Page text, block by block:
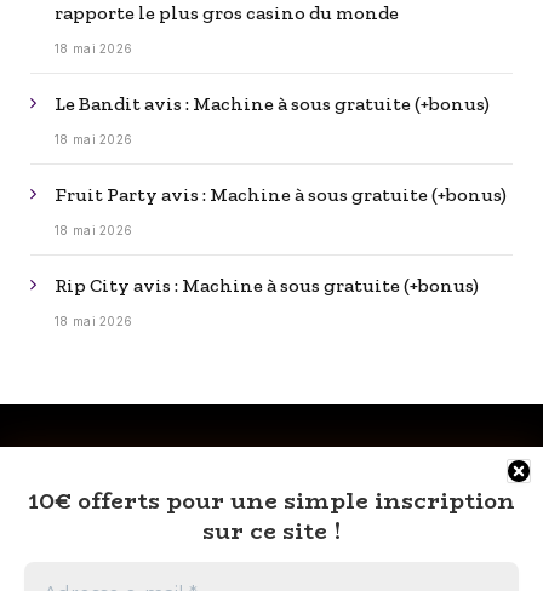
10€ offerts pour une simple inscription
sur ce site !
rapporte le plus gros casino du monde
18 mai 2026
Le Bandit avis : Machine à sous gratuite (+bonus)
18 mai 2026
Fruit Party avis : Machine à sous gratuite (+bonus)
18 mai 2026
Rip City avis : Machine à sous gratuite (+bonus)
18 mai 2026